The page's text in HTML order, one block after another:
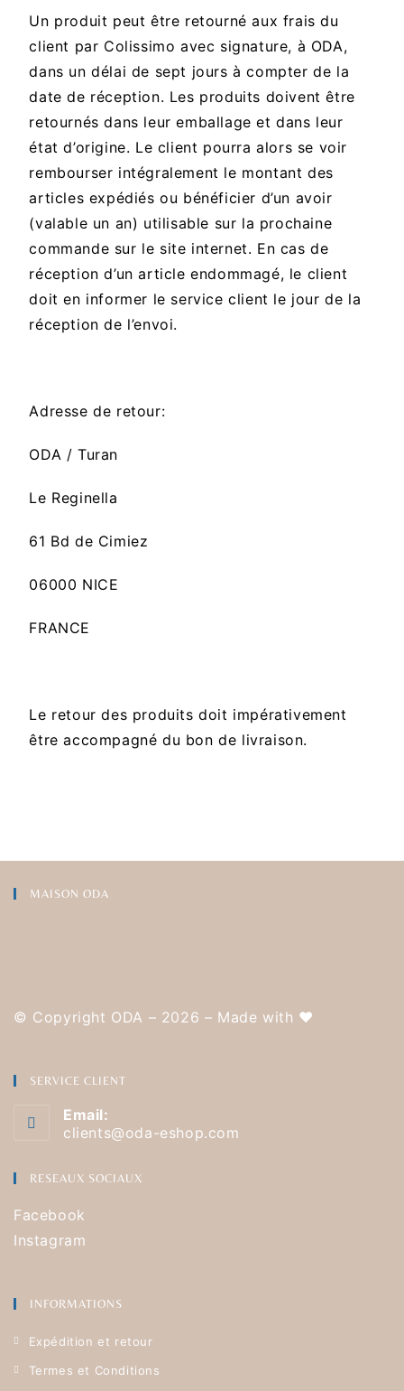
Un produit peut être retourné aux frais du
client par Colissimo avec signature, à ODA,
dans un délai de sept jours à compter de la
date de réception. Les produits doivent être
retournés dans leur emballage et dans leur
état d’origine. Le client pourra alors se voir
rembourser intégralement le montant des
articles expédiés ou bénéficier d’un avoir
(valable un an) utilisable sur la prochaine
commande sur le site internet. En cas de
réception d’un article endommagé, le client
doit en informer le service client le jour de la
réception de l’envoi.
Adresse de retour:
ODA / Turan
Le Reginella
61 Bd de Cimiez
06000 NICE
FRANCE
Le retour des produits doit impérativement
être accompagné du bon de livraison.
MAISON ODA
© Copyright ODA – 2026 – Made with ❤️
SERVICE CLIENT
Email:
clients@oda-eshop.com
RESEAUX SOCIAUX
Facebook
Instagram
INFORMATIONS
Expédition et retour
Termes et Conditions